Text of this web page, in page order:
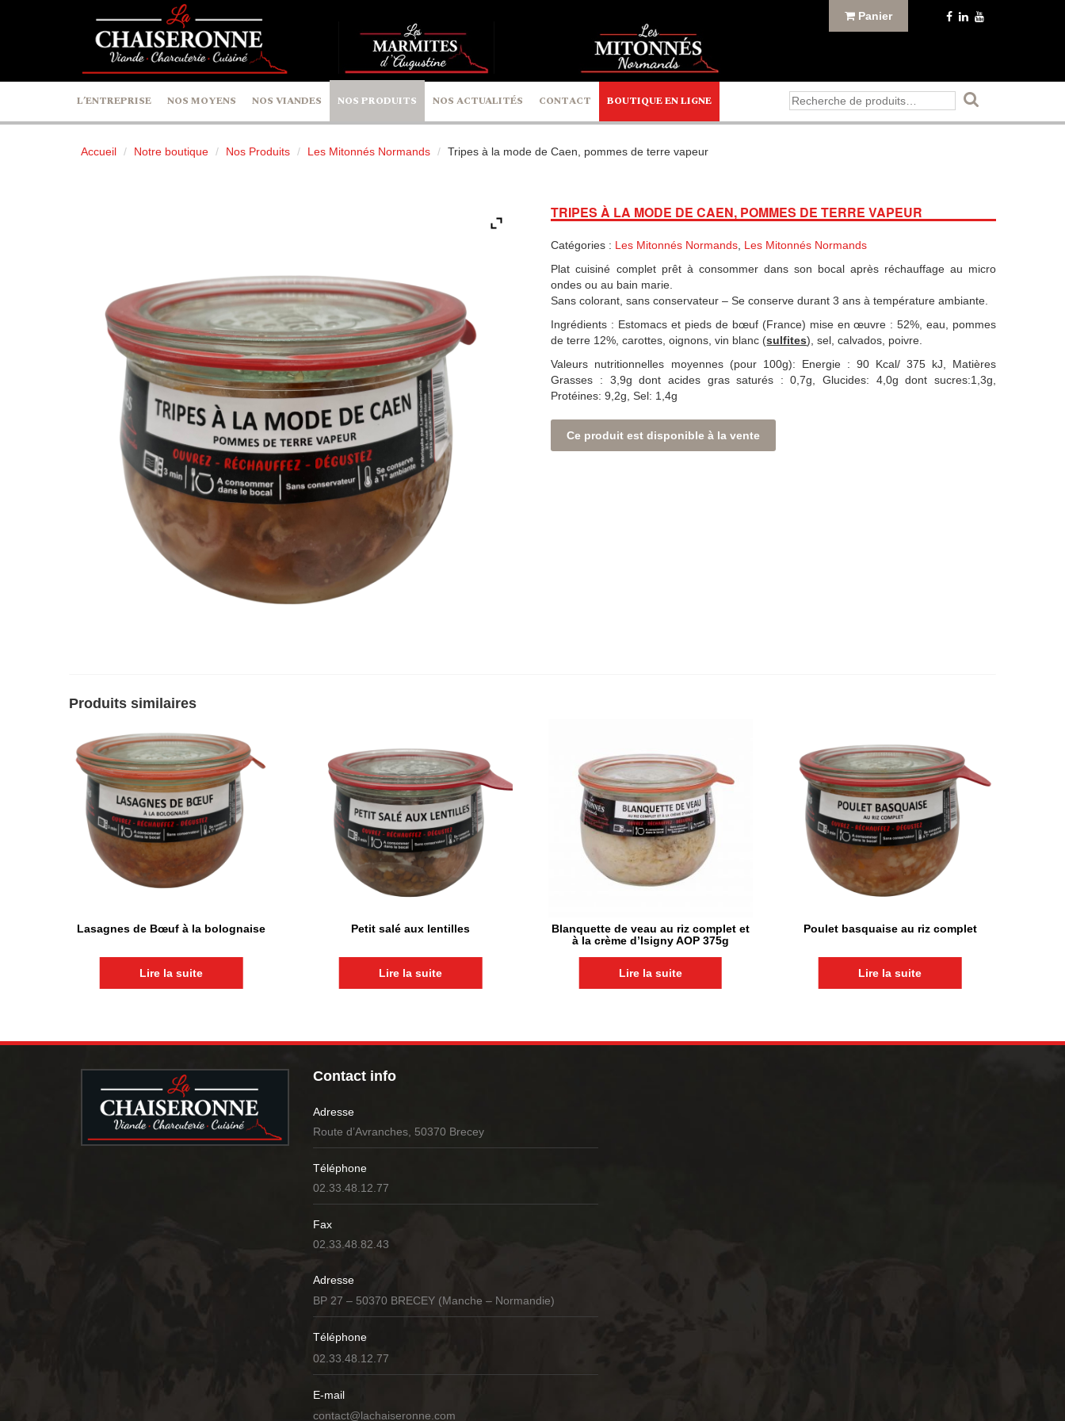
Panier
L’ENTREPRISE NOS MOYENS NOS VIANDES NOS PRODUITS NOS ACTUALITÉS CONTACT BOUTIQUE EN LIGNE
Recherche
pour :
Accueil Notre boutique Nos Produits Les Mitonnés Normands Tripes à la mode de Caen, pommes de terre vapeur
TRIPES À LA MODE DE CAEN, POMMES DE TERRE VAPEUR
Catégories : Les Mitonnés Normands Les Mitonnés Normands
Plat cuisiné complet prêt à consommer dans son bocal après réchauffage au micro
ondes ou au bain marie.
Sans colorant, sans conservateur – Se conserve durant 3 ans à température ambiante.
Ingrédients : Estomacs et pieds de bœuf (France) mise en œuvre : 52%, eau, pommes
de terre 12%, carottes, oignons, vin blanc (sulfites), sel, calvados, poivre.
Valeurs nutritionnelles moyennes (pour 100g): Energie : 90 Kcal/ 375 kJ, Matières
Grasses : 3,9g dont acides gras saturés : 0,7g, Glucides: 4,0g dont sucres:1,3g,
Protéines: 9,2g, Sel: 1,4g
Ce produit est disponible à la vente
Produits similaires
Lasagnes de Bœuf à la bolognaise
Lire la suite
Petit salé aux lentilles
Lire la suite
Blanquette de veau au riz complet et
à la crème d’Isigny AOP 375g
Lire la suite
Poulet basquaise au riz complet
Lire la suite
Contact info
Adresse
Route d’Avranches, 50370 Brecey
Téléphone
02.33.48.12.77
Fax
02.33.48.82.43
Adresse
BP 27 – 50370 BRECEY (Manche – Normandie)
Téléphone
02.33.48.12.77
E-mail
contact@lachaiseronne.com